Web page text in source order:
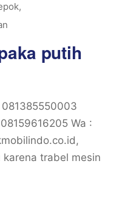
,
putih
Wa :
trabel mesin